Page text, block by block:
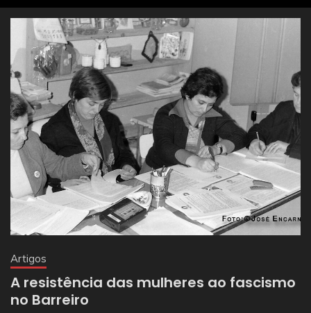
Artigos
A resistência das mulheres ao fascismo
no Barreiro